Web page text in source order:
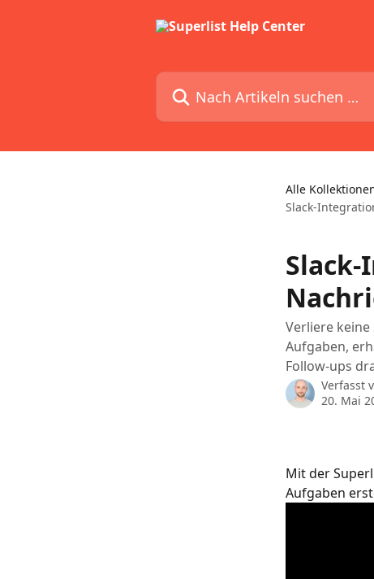
Nach Artikeln suchen …
Alle
Slack-
Verliere keine
Aufgaben,
Follow-ups
Verfasst
20. Mai
Mit der
Aufgaben